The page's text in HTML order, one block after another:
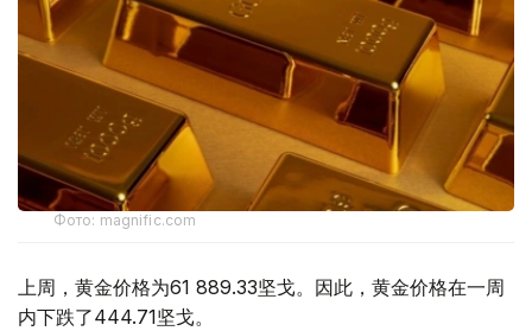
Фото: magnific.com
上周，黄金价格为61 889.33坚戈。因此，黄金价格在一周
内下跌了444.71坚戈。